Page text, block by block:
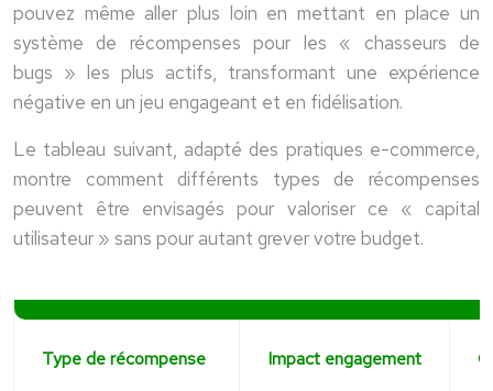
pouvez même aller plus loin en mettant en place un
système de récompenses pour les « chasseurs de
bugs » les plus actifs, transformant une expérience
négative en un jeu engageant et en fidélisation.
Le tableau suivant, adapté des pratiques e-commerce,
montre comment différents types de récompenses
peuvent être envisagés pour valoriser ce « capital
utilisateur » sans pour autant grever votre budget.
Type de récompense Impact engagement